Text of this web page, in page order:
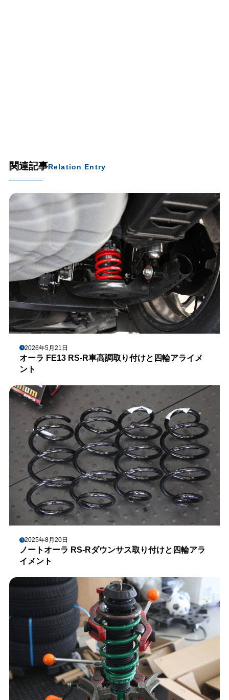
関連記事Relation Entry
2026年5月21日
オーラ FE13 RS-R車高調取り付けと四輪アライメ
ント
2025年8月20日
ノートオーラ RS-Rダウンサス取り付けと四輪アラ
イメント